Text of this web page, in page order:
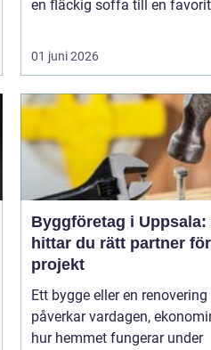
en fläckig soffa till en
01 juni 2026
Byggföretag i Uppsala:
hittar du rätt partner
projekt
Ett bygge eller en renovering
påverkar vardagen,
hur hemmet fungerar under